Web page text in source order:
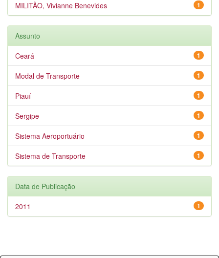
1
MILITÃO, Vivianne Benevides
Assunto
1
Ceará
1
Modal de Transporte
1
Piauí
1
Sergipe
1
Sistema Aeroportuário
1
Sistema de Transporte
Data de Publicação
1
2011